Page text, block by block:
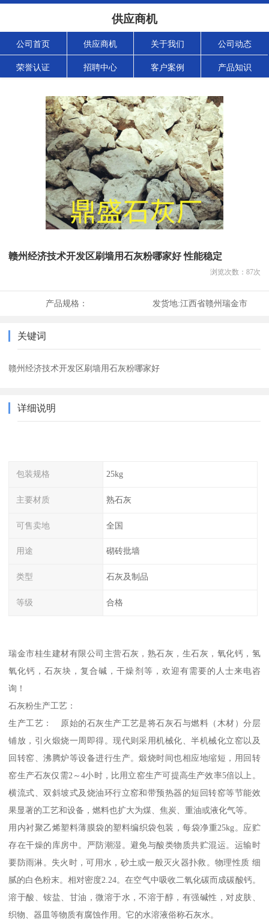
供应商机
公司首页 供应商机 关于我们 公司动态
荣誉认证 招聘中心 客户案例 产品知识
赣州经济技术开发区刷墙用石灰粉哪家好 性能稳定
浏览次数： 87次
产品规格： 发货地:江西省赣州瑞金市
关键词
赣州经济技术开发区刷墙用石灰粉哪家好
详细说明
包装规格 25kg
主要材质 熟石灰
可售卖地 全国
用途 砌砖批墙
类型 石灰及制品
等级 合格
瑞金市桂生建材有限公司主营石灰，熟石灰，生石灰，氧化钙，氢
氧化钙，石灰块，复合碱，干燥剂等，欢迎有需要的人士来电咨
询！
石灰粉生产工艺：
生产工艺： 原始的石灰生产工艺是将石灰石与燃料（木材）分层
铺放，引火煅烧一周即得。现代则采用机械化、半机械化立窑以及
回转窑、沸腾炉等设备进行生产。煅烧时间也相应地缩短，用回转
窑生产石灰仅需2～4小时，比用立窑生产可提高生产效率5倍以上。
横流式、双斜坡式及烧油环行立窑和带预热器的短回转窑等节能效
果显著的工艺和设备，燃料也扩大为煤、焦炭、重油或液化气等。
用内衬聚乙烯塑料薄膜袋的塑料编织袋包装，每袋净重25kg。应贮
存在干燥的库房中。严防潮湿。避免与酸类物质共贮混运。运输时
要防雨淋。失火时，可用水，砂土或一般灭火器扑救。物理性质 细
腻的白色粉末。相对密度2.24。在空气中吸收二氧化碳而成碳酸钙。
溶于酸、铵盐、甘油，微溶于水，不溶于醇，有强碱性，对皮肤、
织物、器皿等物质有腐蚀作用。它的水溶液俗称石灰水。